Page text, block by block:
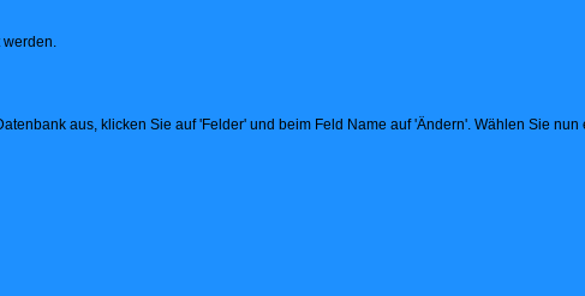
aus, klicken Sie auf 'Felder' und beim Feld Name auf 'Ändern'. Wählen Sie nun